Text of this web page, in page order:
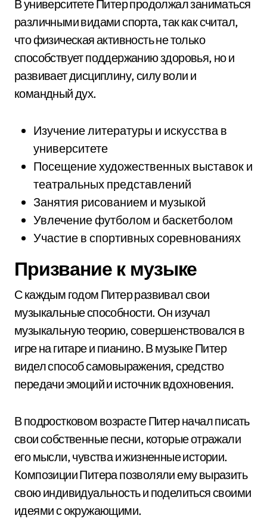
В университете Питер продолжал заниматься
различными видами спорта, так как считал,
что физическая активность не только
способствует поддержанию здоровья, но и
развивает дисциплину, силу воли и
командный дух.
Изучение литературы и искусства в
университете
Посещение художественных выставок и
театральных представлений
Занятия рисованием и музыкой
Увлечение футболом и баскетболом
Участие в спортивных соревнованиях
Призвание к музыке
С каждым годом Питер развивал свои
музыкальные способности. Он изучал
музыкальную теорию, совершенствовался в
игре на гитаре и пианино. В музыке Питер
видел способ самовыражения, средство
передачи эмоций и источник вдохновения.
В подростковом возрасте Питер начал писать
свои собственные песни, которые отражали
его мысли, чувства и жизненные истории.
Композиции Питера позволяли ему выразить
свою индивидуальность и поделиться своими
идеями с окружающими.